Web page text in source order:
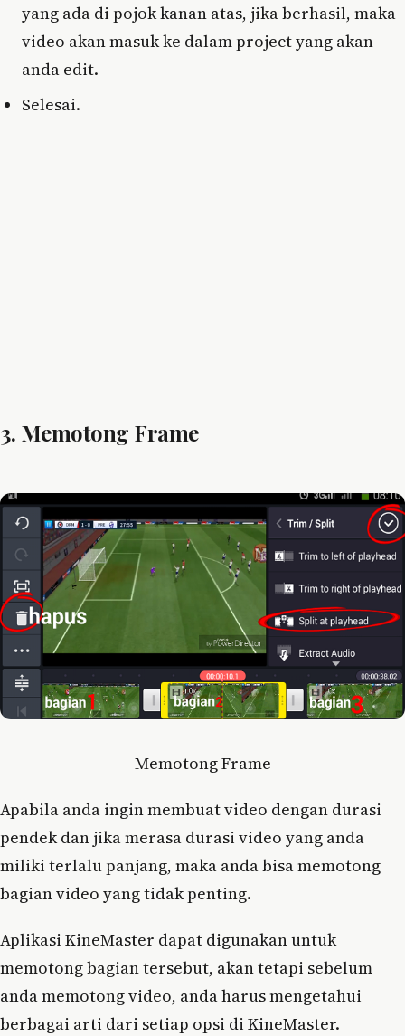
yang ada di pojok kanan atas, jika berhasil, maka
video akan masuk ke dalam project yang akan
anda edit.
Selesai.
3. Memotong Frame
Memotong Frame
Apabila anda ingin membuat video dengan durasi
pendek dan jika merasa durasi video yang anda
miliki terlalu panjang, maka anda bisa memotong
bagian video yang tidak penting.
Aplikasi KineMaster dapat digunakan untuk
memotong bagian tersebut, akan tetapi sebelum
anda memotong video, anda harus mengetahui
berbagai arti dari setiap opsi di KineMaster.